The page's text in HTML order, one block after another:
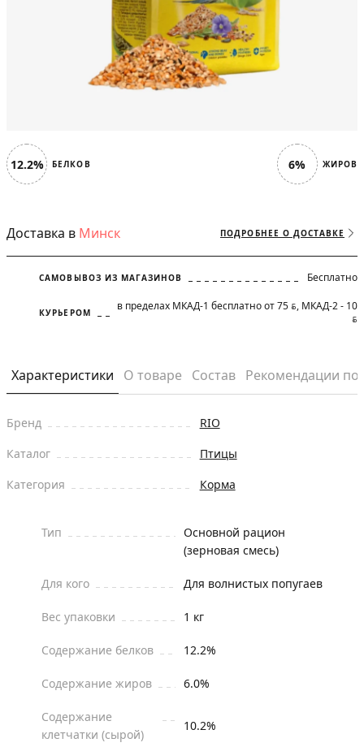
12.2% БЕЛКОВ 6% ЖИРОВ
Доставка в Минск ПОДРОБНЕЕ О ДОСТАВКЕ
САМОВЫВОЗ ИЗ МАГАЗИНОВ Бесплатно
КУРЬЕРОМ в пределах МКАД-1 бесплатно от 75 BYN, МКАД-2 - 10
BYN
Характеристики О товаре Состав Рекомендации
Бренд
RIO
Каталог
Птицы
Категория
Корма
Тип
Основной рацион
(зерновая смесь)
Для кого Для волнистых попугаев
Вес упаковки 1 кг
Содержание белков 12.2%
Содержание жиров 6.0%
Содержание
клетчатки (сырой)
10.2%